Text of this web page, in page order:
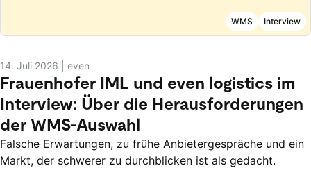
WMS Interview
14. Juli 2026 even
Frauenhofer IML und even logistics im
Interview: Über die Herausforderungen
der WMS-Auswahl
Falsche Erwartungen, zu frühe Anbietergespräche und ein
Markt, der schwerer zu durchblicken ist als gedacht.